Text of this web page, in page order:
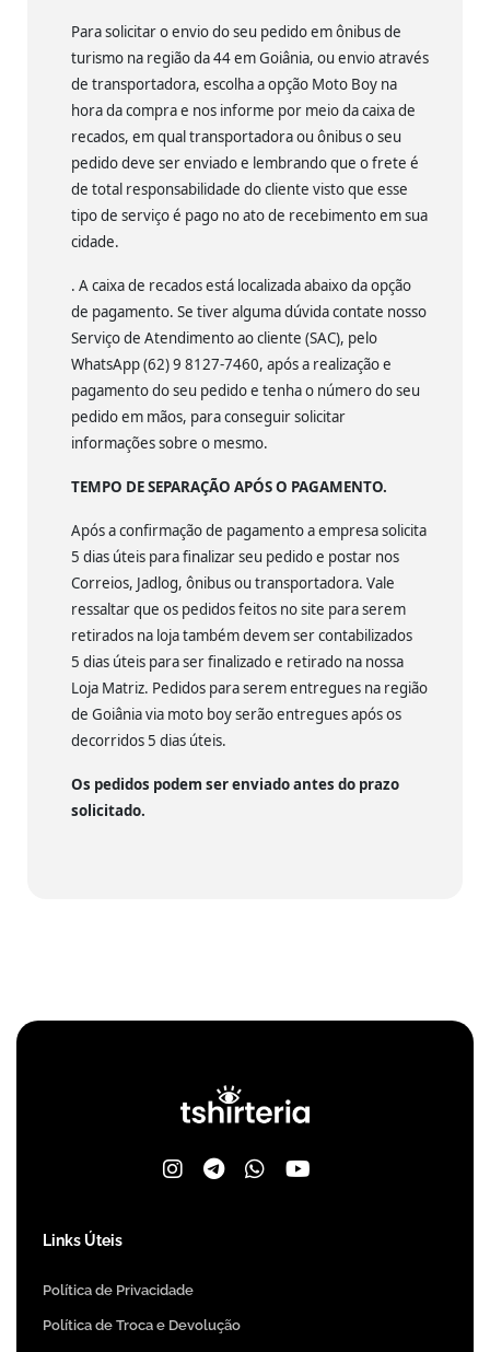
Para solicitar o envio do seu pedido em ônibus de
turismo na região da 44 em Goiânia, ou envio através
de transportadora, escolha a opção Moto Boy na
hora da compra e nos informe por meio da caixa de
recados, em qual transportadora ou ônibus o seu
pedido deve ser enviado e lembrando que o frete é
de total responsabilidade do cliente visto que esse
tipo de serviço é pago no ato de recebimento em sua
cidade.
. A caixa de recados está localizada abaixo da opção
de pagamento. Se tiver alguma dúvida contate nosso
Serviço de Atendimento ao cliente (SAC), pelo
WhatsApp (62) 9 8127-7460, após a realização e
pagamento do seu pedido e tenha o número do seu
pedido em mãos, para conseguir solicitar
informações sobre o mesmo.
TEMPO DE SEPARAÇÃO APÓS O PAGAMENTO.
Após a confirmação de pagamento a empresa solicita
5 dias úteis para finalizar seu pedido e postar nos
Correios, Jadlog, ônibus ou transportadora. Vale
ressaltar que os pedidos feitos no site para serem
retirados na loja também devem ser contabilizados
5 dias úteis para ser finalizado e retirado na nossa
Loja Matriz. Pedidos para serem entregues na região
de Goiânia via moto boy serão entregues após os
decorridos 5 dias úteis.
Os pedidos podem ser enviado antes do prazo
solicitado.
Links Úteis
Política de Privacidade
Política de Troca e Devolução